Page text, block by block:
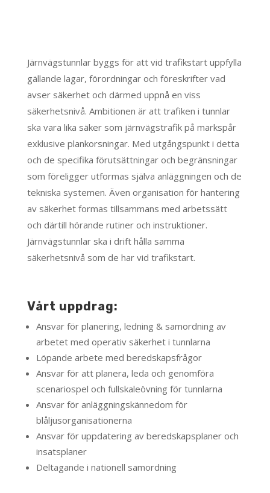
Järnvägstunnlar byggs för att vid trafikstart uppfylla
gällande lagar, förordningar och föreskrifter vad
avser säkerhet och därmed uppnå en viss
säkerhetsnivå. Ambitionen är att trafiken i tunnlar
ska vara lika säker som järnvägstrafik på markspår
exklusive plankorsningar. Med utgångspunkt i detta
och de specifika förutsättningar och begränsningar
som föreligger utformas själva anläggningen och de
tekniska systemen. Även organisation för hantering
av säkerhet formas tillsammans med arbetssätt
och därtill hörande rutiner och instruktioner.
Järnvägstunnlar ska i drift hålla samma
säkerhetsnivå som de har vid trafikstart.
Vårt uppdrag:
Ansvar för planering, ledning & samordning av
arbetet med operativ säkerhet i tunnlarna
Löpande arbete med beredskapsfrågor
Ansvar för att planera, leda och genomföra
scenariospel och fullskaleövning för tunnlarna
Ansvar för anläggningskännedom för
blåljusorganisationerna
Ansvar för uppdatering av beredskapsplaner och
insatsplaner
Deltagande i nationell samordning